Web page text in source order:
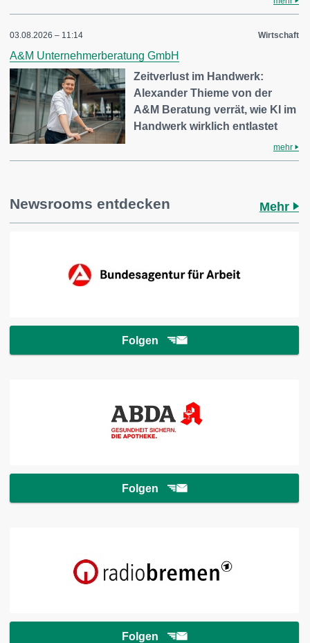
03.08.2026 – 11:14 Wirtschaft
A&M Unternehmerberatung GmbH
Zeitverlust im Handwerk:
Alexander Thieme von der
A&M Beratung verrät, wie KI im
Handwerk wirklich entlastet
mehr
Newsrooms entdecken Mehr
Folgen
Folgen
Folgen